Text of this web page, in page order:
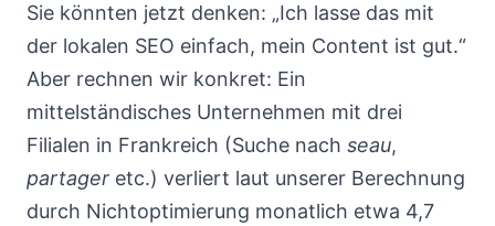
Sie könnten jetzt denken: „Ich lasse das mit
der lokalen SEO einfach, mein Content ist gut.“
Aber rechnen wir konkret: Ein
mittelständisches Unternehmen mit drei
Filialen in Frankreich (Suche nach seau,
partager etc.) verliert laut unserer Berechnung
durch Nichtoptimierung monatlich etwa 4,7